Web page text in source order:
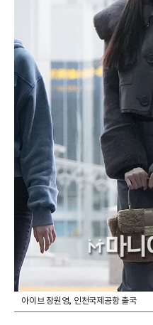
아이브 장원영, 인천국제공항 출국